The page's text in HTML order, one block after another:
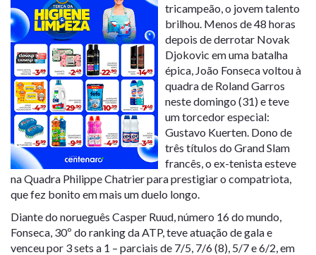
tricampeão, o jovem talento
brilhou. Menos de 48 horas
depois de derrotar Novak
Djokovic em uma batalha
épica, João Fonseca voltou à
quadra de Roland Garros
neste domingo (31) e teve
um torcedor especial:
Gustavo Kuerten. Dono de
três títulos do Grand Slam
francês, o ex-tenista esteve
na Quadra Philippe Chatrier para prestigiar o compatriota,
que fez bonito em mais um duelo longo.
Diante do norueguês Casper Ruud, número 16 do mundo,
Fonseca, 30º do ranking da ATP, teve atuação de gala e
venceu por 3 sets a 1 – parciais de 7/5, 7/6 (8), 5/7 e 6/2, em